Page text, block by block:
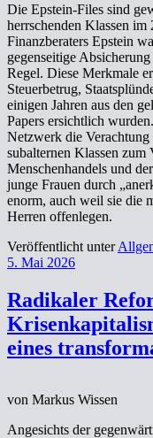
Die Epstein-Files sind
herrschenden Klassen
Finanzberaters Epstein
gegenseitige
Regel. Diese Merkmale
Steuerbetrug,
einigen Jahren aus den
Papers ersichtlich
Netzwerk die
subalternen Klassen
Menschenhandels und
junge Frauen durch
enorm, auch weil sie die
Herren offenlegen.
Veröffentlicht unter
Radikaler
eines
5. Mai 2026
von Markus Wissen
Angesichts der